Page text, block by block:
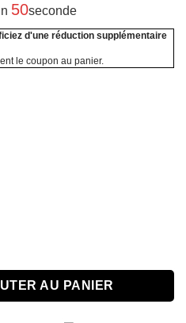
50seconde
d'une réduction supplémentaire
le coupon au panier.
Set
AU PANIER